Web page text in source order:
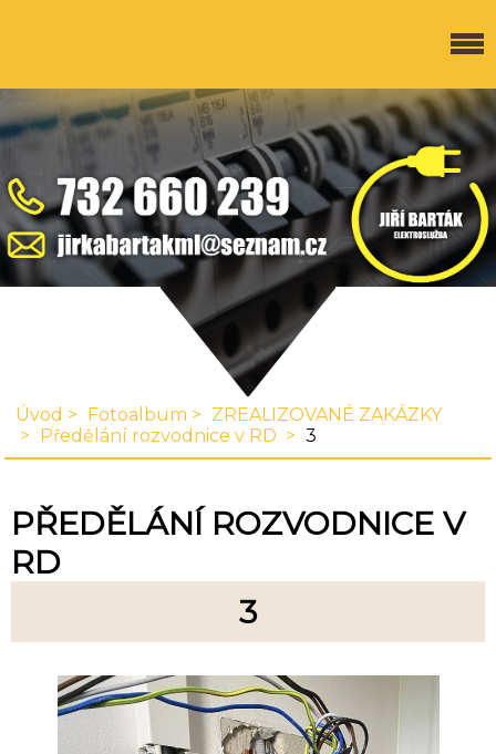
Úvod Fotoalbum
ZREALIZOVANÉ ZAKÁZKY
Předělání rozvodnice v RD
3
PŘEDĚLÁNÍ ROZVODNICE V
RD
3